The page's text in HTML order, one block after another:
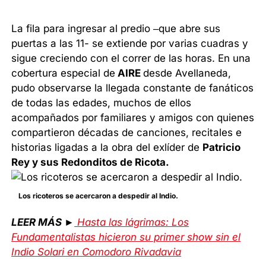
La fila para ingresar al predio –que abre sus
puertas a las 11- se extiende por varias cuadras y
sigue creciendo con el correr de las horas. En una
cobertura especial de AIREdesde Avellaneda,
pudo observarse la llegada constante de fanáticos
de todas las edades, muchos de ellos
acompañados por familiares y amigos con quienes
compartieron décadas de canciones, recitales e
historias ligadas a la obra del exlíder de Patricio
Rey y sus Redonditos de Ricota.
Los ricoteros se acercaron a despedir al Indio.
LEER MÁS ► Hasta las lágrimas: Los
Fundamentalistas hicieron su primer show sin el
Indio Solari en Comodoro Rivadavia